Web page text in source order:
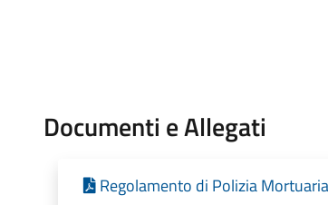
Documenti e Allegati
Regolamento di Polizia